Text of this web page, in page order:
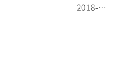
2018-08-07